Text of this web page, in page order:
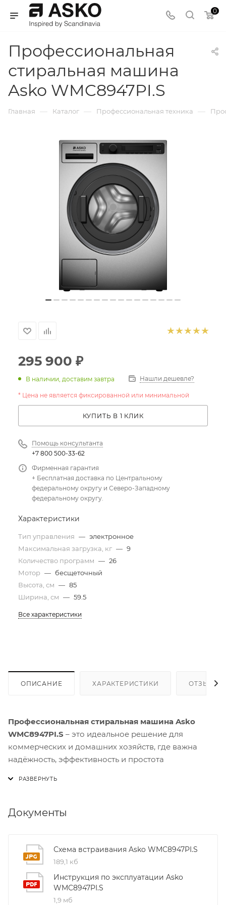
0
Профессиональная
стиральная машина
Asko WMC8947PI.S
Главная — Каталог — Профессиональная техника —
295 900 ₽
В наличии, доставим завтра Нашли дешевле?
* Цена не является фиксированной или минимальной
КУПИТЬ В 1 КЛИК
Помощь консультанта
+7 800 500-33-62
Фирменная гарантия
+ Бесплатная доставка по Центральному
федеральному округу и Северо-Западному
федеральному округу.
Характеристики
Тип управления — электронное
Максимальная загрузка, кг — 9
Количество программ — 26
Мотор — бесщеточный
Высота, см — 85
Ширина, см — 59.5
Все характеристики
ОПИСАНИЕ ХАРАКТЕРИСТИКИ ОТЗЫВЫ
Профессиональная стиральная машина Asko
WMC8947PI.S – это идеальное решение для
коммерческих и домашних хозяйств, где важна
надёжность, эффективность и простота
нержавеющей стали
песочных часов направляют бельё к центру
барабана, уменьшая износ тканей и повышая
эффективность удаления загрязнений. Внутренняя
конструкция Quattro™ с четырьмя амортизаторами
гарантирует почти бесшумную работу даже при
Документы
Схема встраивания Asko WMC8947PI.S
189,1 кб
Инструкция по эксплуатации Asko
WMC8947PI.S
1,9 мб